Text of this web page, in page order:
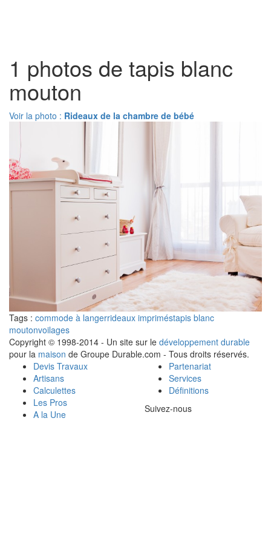
1 photos de tapis blanc
mouton
Voir la photo : Rideaux de la chambre de bébé
Tags : commode à langerrideaux impriméstapis blanc
moutonvoilages
Copyright © 1998-2014 - Un site sur le développement durable
pour la maison de Groupe Durable.com - Tous droits réservés.
Devis Travaux
Artisans
Calculettes
Les Pros
A la Une
Partenariat
Services
Définitions
Suivez-nous